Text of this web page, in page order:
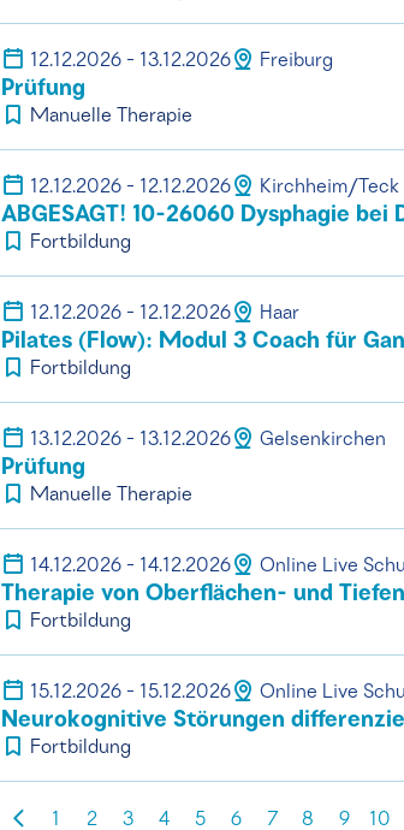
12.12.2026 - 13.12.2026 Freiburg
Prüfung
Manuelle Therapie
12.12.2026 - 12.12.2026 Kirchheim/Teck
ABGESAGT! 10-26060 Dysphagie bei
Fortbildung
12.12.2026 - 12.12.2026 Haar
Pilates (Flow): Modul 3 Coach für
Fortbildung
13.12.2026 - 13.12.2026 Gelsenkirchen
Prüfung
Manuelle Therapie
14.12.2026 - 14.12.2026 Online Live
Therapie von Oberflächen- und
Fortbildung
15.12.2026 - 15.12.2026 Online Live
Neurokognitive Störungen
Fortbildung
1 2 3 4 5 6 7 8 9 10